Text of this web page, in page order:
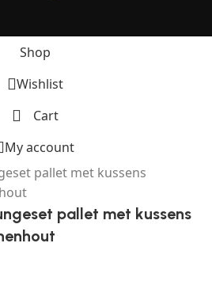
Shop
Wishlist
Cart
My account
pallet met kussens